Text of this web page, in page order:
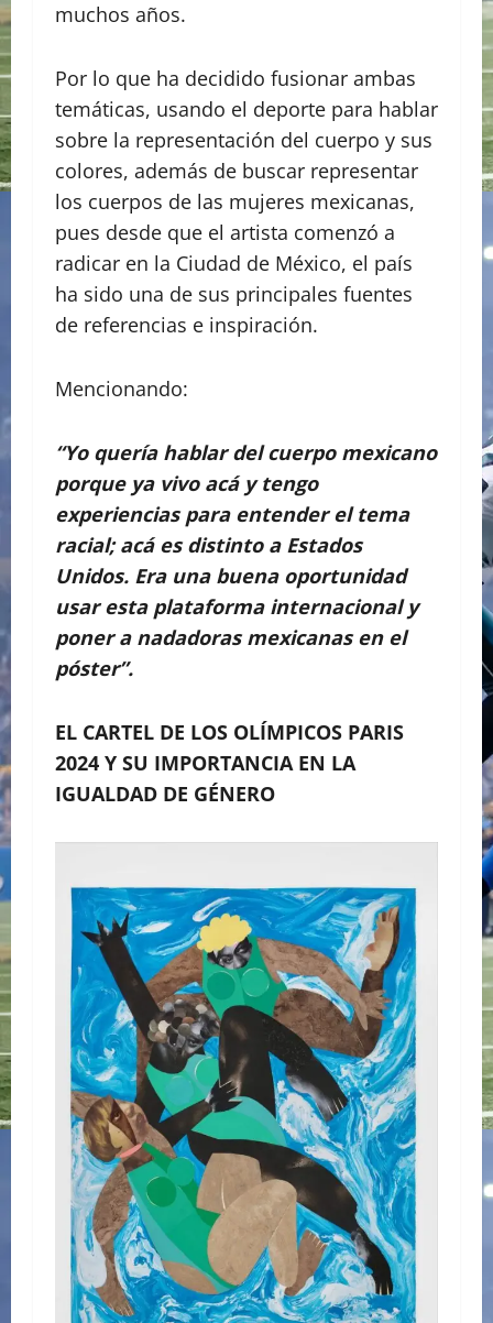
muchos años.
Por lo que ha decidido fusionar ambas
temáticas, usando el deporte para hablar
sobre la representación del cuerpo y sus
colores, además de buscar representar
los cuerpos de las mujeres mexicanas,
pues desde que el artista comenzó a
radicar en la Ciudad de México, el país
ha sido una de sus principales fuentes
de referencias e inspiración.
Mencionando:
“Yo quería hablar del cuerpo mexicano
porque ya vivo acá y tengo
experiencias para entender el tema
racial; acá es distinto a Estados
Unidos. Era una buena oportunidad
usar esta plataforma internacional y
poner a nadadoras mexicanas en el
póster”.
EL CARTEL DE LOS OLÍMPICOS PARIS
2024 Y SU IMPORTANCIA EN LA
IGUALDAD DE GÉNERO